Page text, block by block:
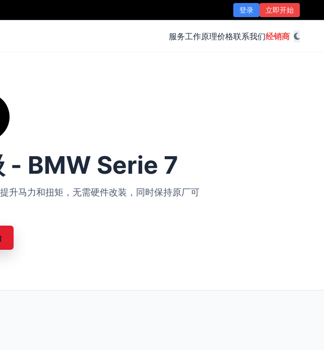
登录 立即开始
服务工作原理价格联系我们经销商
- BMW Serie 7
升马力和扭矩，无需硬件改装，同时保持原厂可